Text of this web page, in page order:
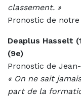
classement. »
Pronostic de notre
Deaplus Hasselt
(9e)
Pronostic de
« On ne sait
part de la